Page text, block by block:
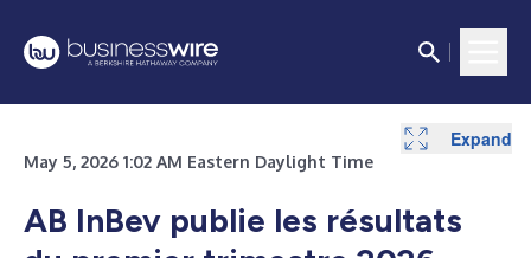
May 5, 2026 1:02 AM Eastern Daylight Time
AB InBev publie les résultats
Expand
Expand
Expand
Expand
Expand
Expand
Expand
Expand
Expand
Expand
Expand
Expand
Expand
Expand
Expand